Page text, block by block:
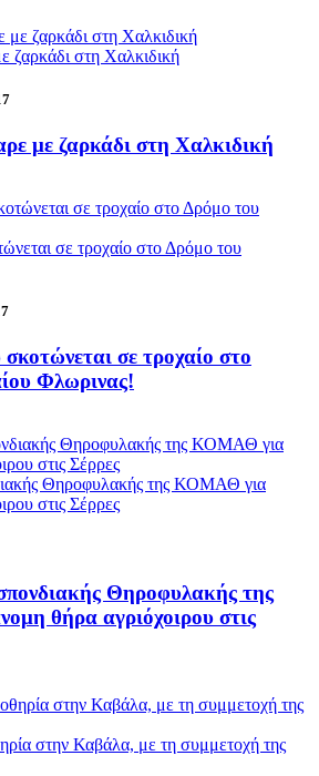
ζαρκάδι στη Χαλκιδική
με ζαρκάδι στη Χαλκιδική
σε τροχαίο στο Δρόμο του
σε τροχαίο στο
Φλωρινας!
Θηροφυλακής της ΚΟΜΑΘ για
στις Σέρρες
Θηροφυλακής της
θήρα αγριόχοιρου στις
στην Καβάλα, με τη συμμετοχή της